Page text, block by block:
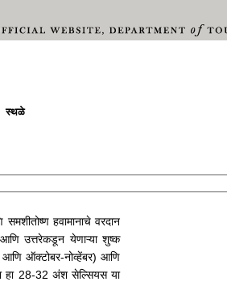
स्थळे
हवामानाचे वरदान
उत्तरेकडून येणाऱ्या शुष्क
आणि ऑक्टोबर-नोव्हेंबर) आणि
हा 28-32 अंश सेल्सियस या